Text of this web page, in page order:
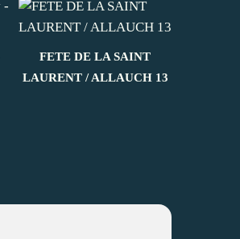
FETE DE LA SAINT
LAURENT / ALLAUCH 13